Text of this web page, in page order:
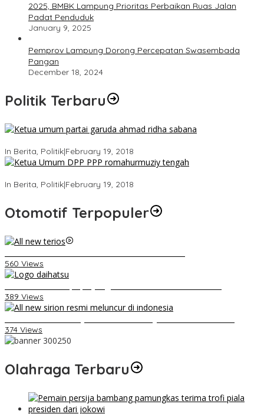
2025, BMBK Lampung Prioritas Perbaikan Ruas Jalan
Padat Penduduk
January 9, 2025
Pemprov Lampung Dorong Percepatan Swasembada
Pangan
December 18, 2024
Politik Terbaru
In Berita, Politik|February 19, 2018
In Berita, Politik|February 19, 2018
Otomotif Terpopuler
560 Views
389 Views
374 Views
Olahraga Terbaru